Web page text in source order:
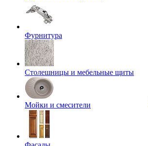
Фурнитура
Столешницы и мебельные щиты
Мойки и смесители